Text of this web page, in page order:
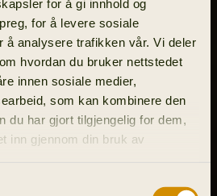
for å gi innhold og
for å levere sosiale
å analysere trafikken vår. Vi deler
hvordan du bruker nettstedet
innen sosiale medier,
som kan kombinere den
du har gjort tilgjengelig for dem,
inn gjennom din bruk av